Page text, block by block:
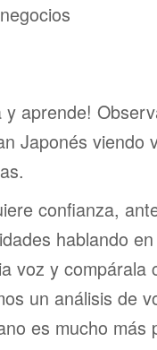
y aprende!
Japonés viendo
confianza,
hablando
voz y compárala
un análisis de
es mucho más